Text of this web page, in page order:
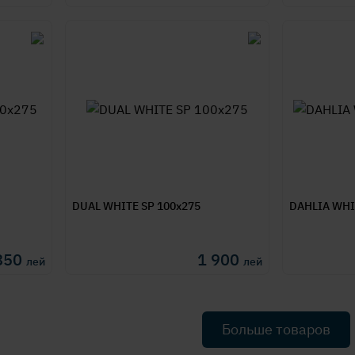
лей
DUAL WHITE SP 100x275
1 900 лей
Больше товаров